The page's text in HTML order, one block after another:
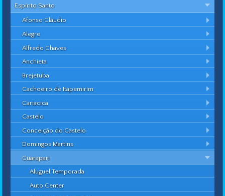
Espírito Santo
Afonso Cláudio
Alegre
Alfredo Chaves
Anchieta
Brejetuba
Cachoeiro de Itapemirim
Cariacica
Castelo
Conceição do Castelo
Domingos Martins
Guarapari
Aluguel Temporada
Auto Center